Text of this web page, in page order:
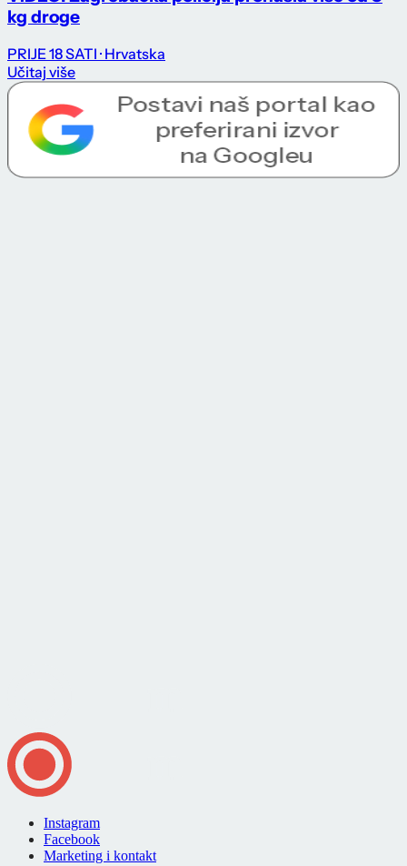
kg droge
PRIJE 18 SATI · Hrvatska
Učitaj više
Instagram
Facebook
Marketing i kontakt